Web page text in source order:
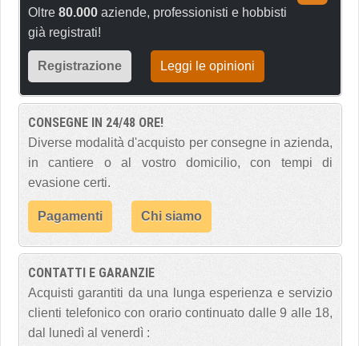
Oltre 80.000 aziende, professionisti e hobbisti
già registrati!
Registrazione Leggi le opinioni
CONSEGNE IN 24/48 ORE!
Diverse modalità d'acquisto per consegne in azienda,
in cantiere o al vostro domicilio, con tempi di
evasione certi.
Pagamenti Chi siamo
CONTATTI E GARANZIE
Acquisti garantiti da una lunga esperienza e servizio
clienti telefonico con orario continuato dalle 9 alle 18,
dal lunedì al venerdì :